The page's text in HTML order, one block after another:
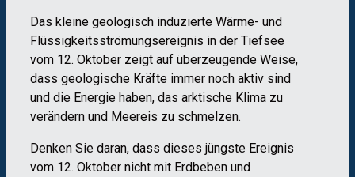
Das kleine geologisch induzierte Wärme- und
Flüssigkeitsströmungsereignis in der Tiefsee
vom 12. Oktober zeigt auf überzeugende Weise,
dass geologische Kräfte immer noch aktiv sind
und die Energie haben, das arktische Klima zu
verändern und Meereis zu schmelzen.
Denken Sie daran, dass dieses jüngste Ereignis
vom 12. Oktober nicht mit Erdbeben und